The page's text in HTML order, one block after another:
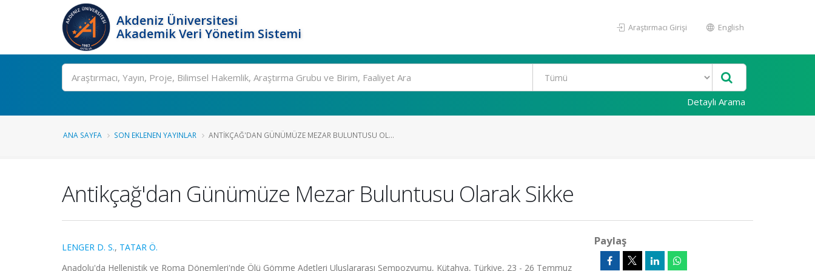
Akdeniz Üniversitesi
Akademik Veri Yönetim Sistemi
Araştırmacı Girişi English
Ara
Detaylı Arama
ANA SAYFA SON EKLENEN YAYINLAR ANTIKÇAĞ'DAN GÜNÜMÜZE MEZAR BULUNTUSU OL...
Antikçağ'dan Günümüze Mezar Buluntusu Olarak Sikke
LENGER D. S., TATAR Ö.
Anadolu'da Hellenistik ve Roma Dönemleri'nde Ölü Gömme Adetleri Uluslararası Sempozyumu, Kütahya, Türkiye, 23 - 26 Temmuz
Paylaş